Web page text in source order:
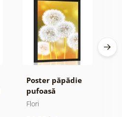
Poster păpădie
pufoasă
Flori